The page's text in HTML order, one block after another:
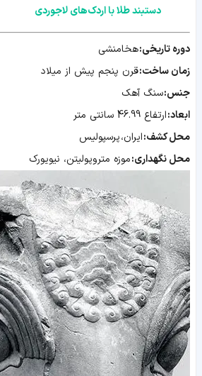
دستبند طلا با اردک‌های لاجوردی
دوره تاریخی:هخامنشی
زمان ساخت:قرن پنجم پیش از میلاد
جنس:سنگ آهک
ابعاد:ارتفاع 46.99 سانتی متر
محل کشف:ایران، پرسپولیس
محل نگهداری:موزه متروپولیتن، نیویورک